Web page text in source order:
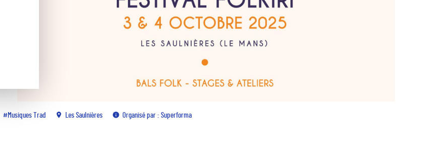
Musiques Trad Les Saulnières Organisé par : Superforma